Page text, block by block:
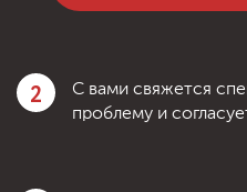
2
С вами свяжется
проблему и